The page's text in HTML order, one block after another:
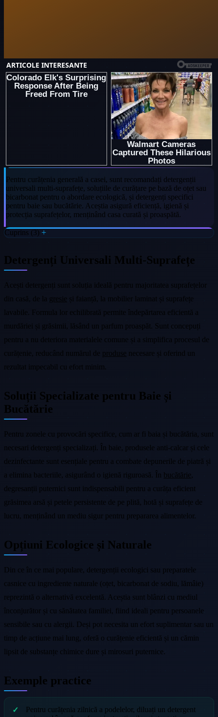
Pentru curățenia generală a casei, sunt recomandați detergenții
universali multi-suprafețe, soluțiile de curățare pe bază de oțet sau
bicarbonat pentru o abordare ecologică, și detergenți specifici
pentru baie sau bucătărie. Aceștia asigură eficiență, igienă și
protecția suprafețelor, menținând casa curată și proaspătă.
Cuprins (3)
Detergenți Universali Multi-Suprafețe
Acești detergenți sunt soluția ideală pentru majoritatea suprafețelor
din casă, de la gresie și faianță, la mobilier laminat și suprafețe
lavabile. Formula lor echilibrată permite îndepărtarea eficientă a
murdăriei și grăsimii, lăsând un parfum proaspăt. Sunt concepuți
pentru a nu deteriora materialele comune și a simplifica procesul de
curățenie, reducând numărul de produse necesare și oferind un
rezultat impecabil cu efort minim.
Soluții Specializate pentru Baie și
Bucătărie
Pentru zonele cu provocări specifice, cum ar fi baia și bucătăria, sunt
necesari detergenți specializați. În baie, produsele anti-calcar și cele
dezinfectante sunt esențiale pentru a combate depunerile de piatră și
a elimina bacteriile, asigurând o igienă riguroasă. În bucătărie,
degresanții puternici sunt indispensabili pentru a curăța eficient
grăsimea arsă și petele persistente de pe plită, hotă și suprafețe de
lucru, menținând un mediu sigur pentru prepararea alimentelor.
Opțiuni Ecologice și Naturale
Din ce în ce mai populare, detergenții ecologici sau preparatele
casnice cu ingrediente naturale (oțet, bicarbonat de sodiu, lămâie)
reprezintă o alternativă excelentă. Aceștia sunt blânzi cu mediul
înconjurător și cu sănătatea familiei, fiind ideali pentru persoanele
sensibile sau cu alergii. Deși pot necesita un efort suplimentar sau un
timp de acțiune mai lung, oferă o curățenie eficientă și un cămin
lipsit de substanțe chimice dure și mirosuri puternice.
Exemple practice
Pentru curățenia zilnică a podelelor, diluați un detergent